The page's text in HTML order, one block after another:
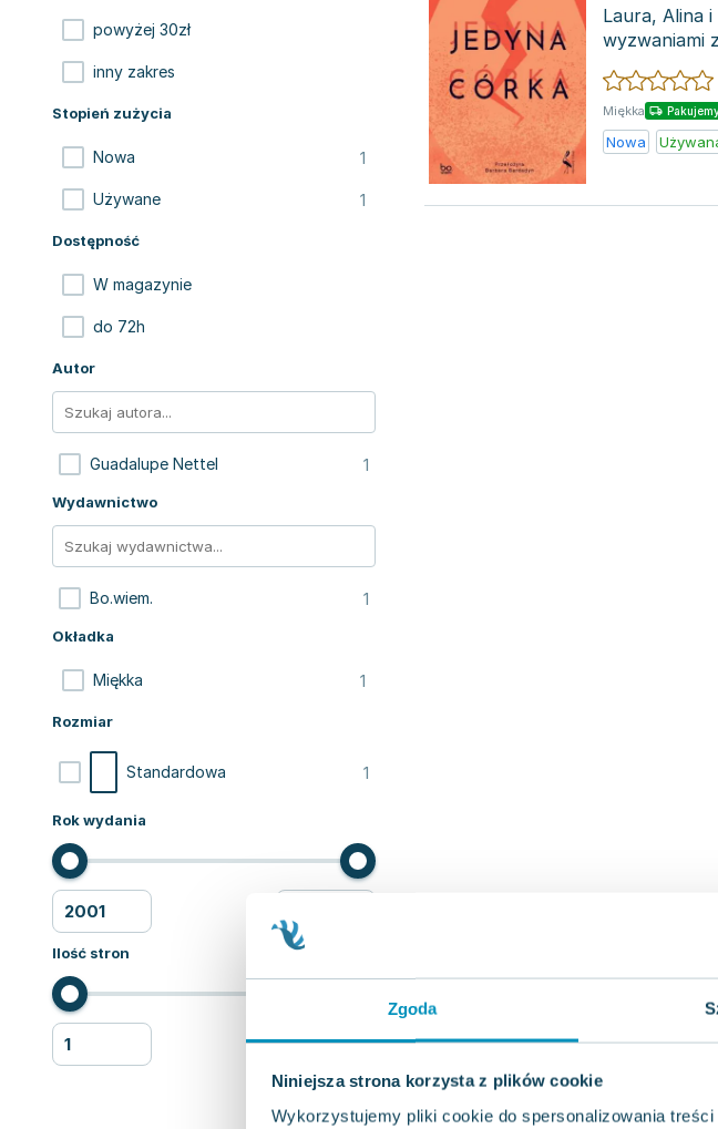
Zgoda
Niniejsza strona korzysta z plików cookie
Wykorzystujemy pliki cookie do spersonalizowania
powyżej 30zł
inny zakres
Stopień zużycia
Nowa 1
Używane 1
Dostępność
W magazynie
do 72h
Autor
Guadalupe Nettel 1
Wydawnictwo
Bo.wiem. 1
Okładka
Miękka 1
Rozmiar
Standardowa 1
Rok wydania
Ilość stron
Laura, Alina
wyzwaniami
że nigdy nie...
Miękka
Nowa